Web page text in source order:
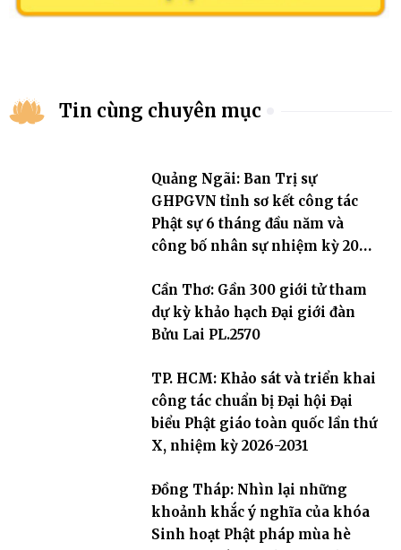
Tin cùng chuyên mục
Quảng Ngãi: Ban Trị sự
GHPGVN tỉnh sơ kết công tác
Phật sự 6 tháng đầu năm và
công bố nhân sự nhiệm kỳ 2026
Cần Thơ: Gần 300 giới tử tham
dự kỳ khảo hạch Đại giới đàn
Bửu Lai PL.2570
TP. HCM: Khảo sát và triển khai
công tác chuẩn bị Đại hội Đại
biểu Phật giáo toàn quốc lần thứ
X, nhiệm kỳ 2026-2031
Đồng Tháp: Nhìn lại những
khoảnh khắc ý nghĩa của khóa
Sinh hoạt Phật pháp mùa hè